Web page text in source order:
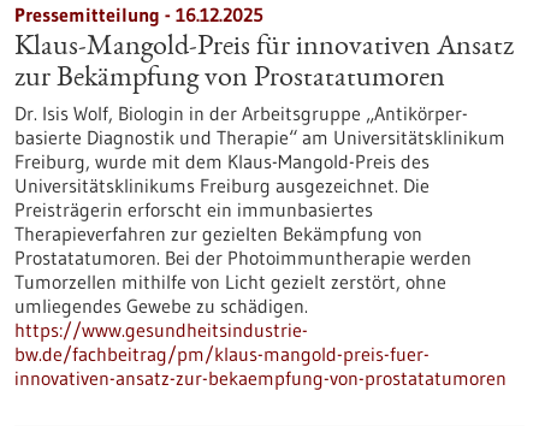
Pressemitteilung - 16.12.2025
Klaus-Mangold-Preis für innovativen Ansatz
zur Bekämpfung von Prostatatumoren
Dr. Isis Wolf, Biologin in der Arbeitsgruppe „Antikörper-
basierte Diagnostik und Therapie“ am Universitätsklinikum
Freiburg, wurde mit dem Klaus-Mangold-Preis des
Universitätsklinikums Freiburg ausgezeichnet. Die
Preisträgerin erforscht ein immunbasiertes
Therapieverfahren zur gezielten Bekämpfung von
Prostatatumoren. Bei der Photoimmuntherapie werden
Tumorzellen mithilfe von Licht gezielt zerstört, ohne
umliegendes Gewebe zu schädigen.
https://www.gesundheitsindustrie-
bw.de/fachbeitrag/pm/klaus-mangold-preis-fuer-
innovativen-ansatz-zur-bekaempfung-von-prostatatumoren